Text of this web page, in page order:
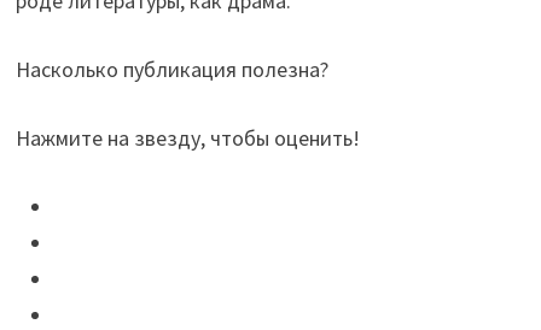
Насколько публикация полезна?
Нажмите на звезду, чтобы оценить!